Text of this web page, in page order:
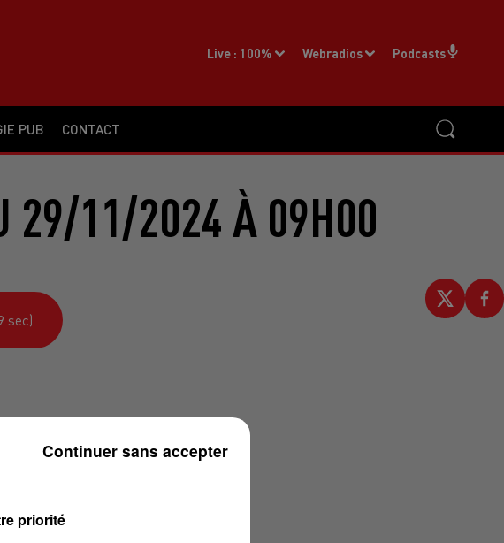
PUB CONTACT
Live : 100% Webradios Podcasts
29/11/2024 À 09H00
sec)
priorité
Continuer sans accepter